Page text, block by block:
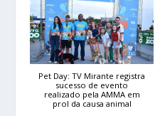
Pet Day: TV Mirante registra
sucesso de evento
realizado pela AMMA em
prol da causa animal